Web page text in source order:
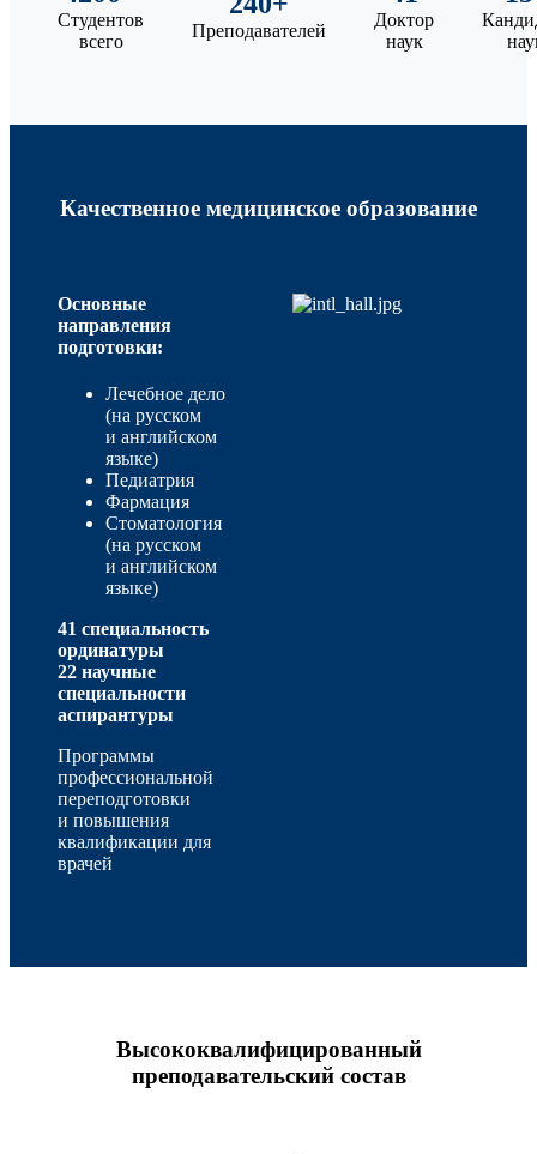
Студентов
всего
Преподавателей
Доктор
наук
Качественное медицинское образование
Основные
направления
подготовки:
Лечебное дело
(на русском
и английском
языке)
Педиатрия
Фармация
Стоматология
(на русском
и английском
языке)
41 специальность
ординатуры
22 научные
специальности
аспирантуры
Программы
профессиональной
переподготовки
и повышения
квалификации для
врачей
Высококвалифицированный
преподавательский состав